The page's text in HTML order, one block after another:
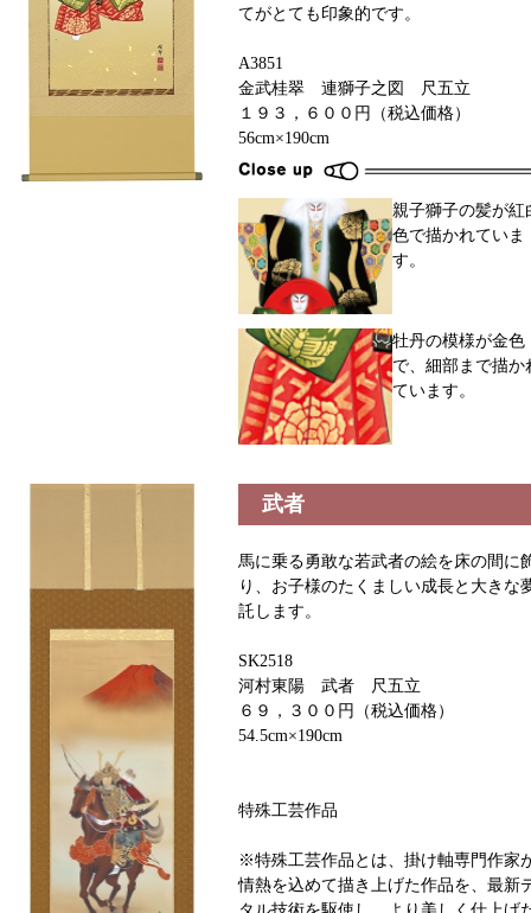
てがとても印象的です。
A3851
金武桂翠 連獅子之図 尺五立
１９３，６００円（税込価格）
56cm×190cm
親子獅子の髪が紅
色で描かれていま
す。
牡丹の模様が金色
で、細部まで描か
ています。
武者
馬に乗る勇敢な若武者の絵を床の間に
り、お子様のたくましい成長と大きな
託します。
SK2518
河村東陽 武者 尺五立
６９，３００円（税込価格）
54.5cm×190cm
特殊工芸作品
※特殊工芸作品とは、掛け軸専門作家
情熱を込めて描き上げた作品を、最新